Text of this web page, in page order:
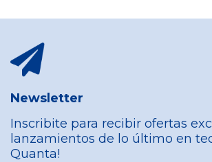
Newsletter
Inscribite para recibir ofertas
lanzamientos de lo último en
Quanta!